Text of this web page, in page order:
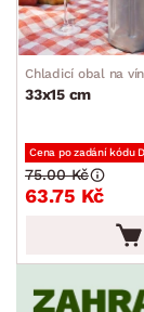
Chladicí obal na
33x15 cm
Cena po zadání kódu
63.75 Kč
75.00 Kč